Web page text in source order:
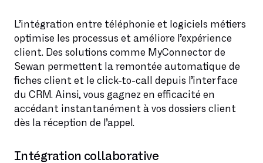
L’intégration entre téléphonie et logiciels métiers
optimise les processus et améliore l’expérience
client. Des solutions comme MyConnector de
Sewan permettent la remontée automatique de
fiches client et le click-to-call depuis l’interface
du CRM. Ainsi, vous gagnez en efficacité en
accédant instantanément à vos dossiers client
dès la réception de l’appel.
Intégration collaborative